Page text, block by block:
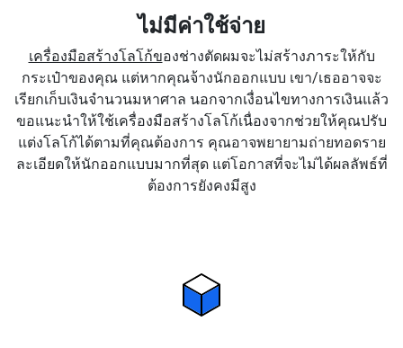
ไม่มีค่าใช้จ่าย
เครื่องมือสร้างโลโก้ของช่างตัดผมจะไม่สร้างภาระให้กับ
กระเป๋าของคุณ แต่หากคุณจ้างนักออกแบบ เขา/เธออาจจะ
เรียกเก็บเงินจำนวนมหาศาล นอกจากเงื่อนไขทางการเงินแล้ว
ขอแนะนำให้ใช้เครื่องมือสร้างโลโก้เนื่องจากช่วยให้คุณปรับ
แต่งโลโก้ได้ตามที่คุณต้องการ คุณอาจพยายามถ่ายทอดราย
ละเอียดให้นักออกแบบมากที่สุด แต่โอกาสที่จะไม่ได้ผลลัพธ์ที่
ต้องการยังคงมีสูง